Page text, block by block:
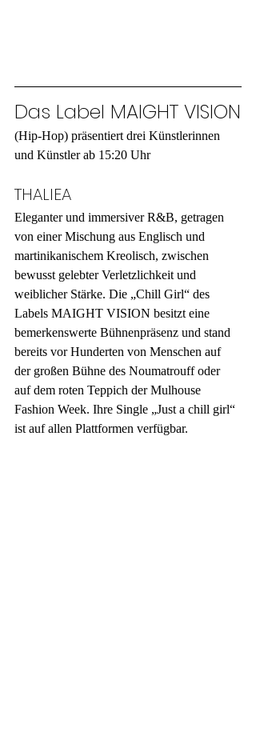
Das Label MAIGHT VISION
(Hip-Hop) präsentiert drei Künstlerinnen
und Künstler ab 15:20 Uhr
THALIEA
Eleganter und immersiver R&B, getragen
von einer Mischung aus Englisch und
martinikanischem Kreolisch, zwischen
bewusst gelebter Verletzlichkeit und
weiblicher Stärke. Die „Chill Girl“ des
Labels MAIGHT VISION besitzt eine
bemerkenswerte Bühnenpräsenz und stand
bereits vor Hunderten von Menschen auf
der großen Bühne des Noumatrouff oder
auf dem roten Teppich der Mulhouse
Fashion Week. Ihre Single „Just a chill girl“
ist auf allen Plattformen verfügbar.